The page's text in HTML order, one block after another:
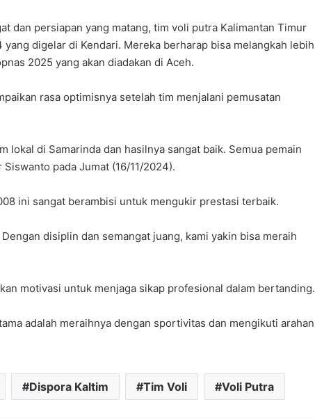
dan persiapan yang matang, tim voli putra Kalimantan Timur
digelar di Kendari. Mereka berharap bisa melangkah lebih
2025 yang akan diadakan di Aceh.
rasa optimisnya setelah tim menjalani pemusatan
lokal di Samarinda dan hasilnya sangat baik. Semua pemain
pada Jumat (16/11/2024).
ini sangat berambisi untuk mengukir prestasi terbaik.
disiplin dan semangat juang, kami yakin bisa meraih
motivasi untuk menjaga sikap profesional dalam bertanding.
adalah meraihnya dengan sportivitas dan mengikuti arahan
Dispora Kaltim Tim Voli Voli Putra